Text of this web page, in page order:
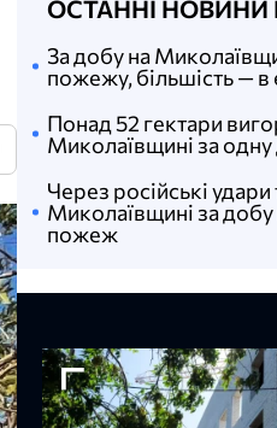
ОСТАННІ НОВИНИ
За добу на
пожежу, більшість —
Понад 52 гектари
Миколаївщині за
Через російські удари
Миколаївщині за
пожеж